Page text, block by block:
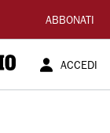
ABBONATI
ACCEDI